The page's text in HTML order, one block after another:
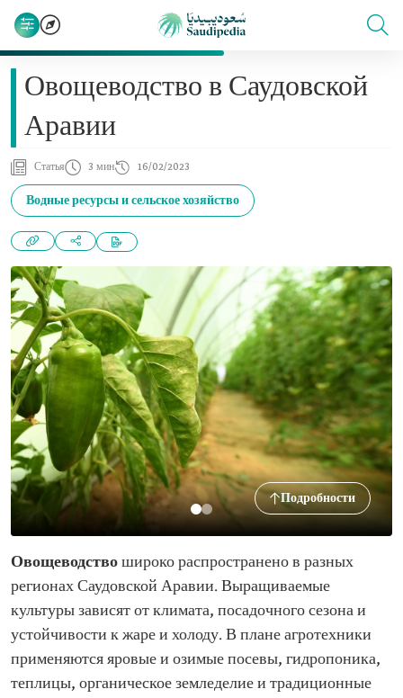
Овощеводство в Саудовской
Аравии
Статья 3 мин 16/02/2023
Водные ресурсы и сельское хозяйство
Подробности
Овощеводствошироко распространено в разных
регионах Саудовской Аравии. Выращиваемые
культуры зависят от климата, посадочного сезона и
устойчивости к жаре и холоду. В плане агротехники
применяются яровые и озимые посевы, гидропоника,
теплицы, органическое земледелие и традиционные